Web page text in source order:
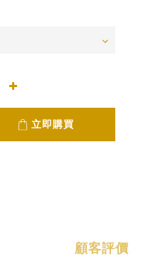
立即購買
顧客評價